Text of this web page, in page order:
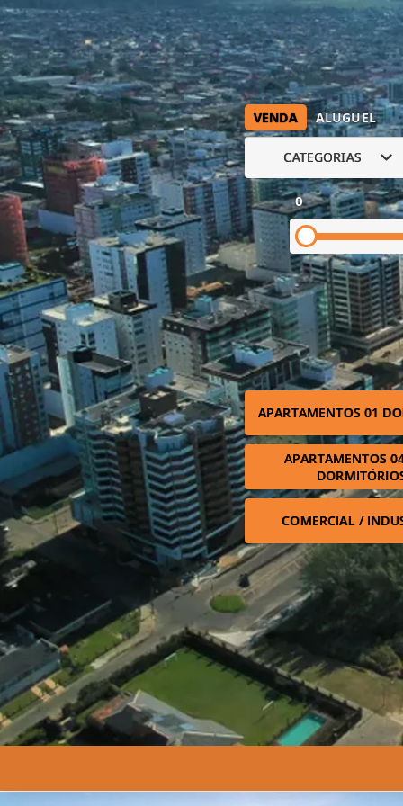
VENDA ALUGUEL
CATEGORIAS
0
APARTAMENTOS 01
APARTAMENTOS
COMERCIAL /